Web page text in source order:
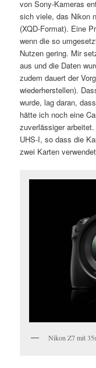
von Sony-Kameras
sich viele, das Nikon
(XQD-Format). Eine
wenn die so
Nutzen gering. Mir
aus und die Daten
zudem dauert der
wiederherstellen).
wurde, lag daran,
hätte ich noch eine
zuverlässiger
UHS-I, so dass die
zwei Karten
Nikon Z7 mit